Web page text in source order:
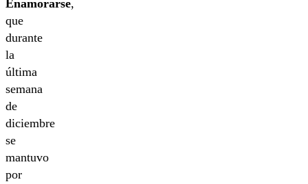
Enamorarse,
que
durante
la
última
semana
de
diciembre
se
mantuvo
por